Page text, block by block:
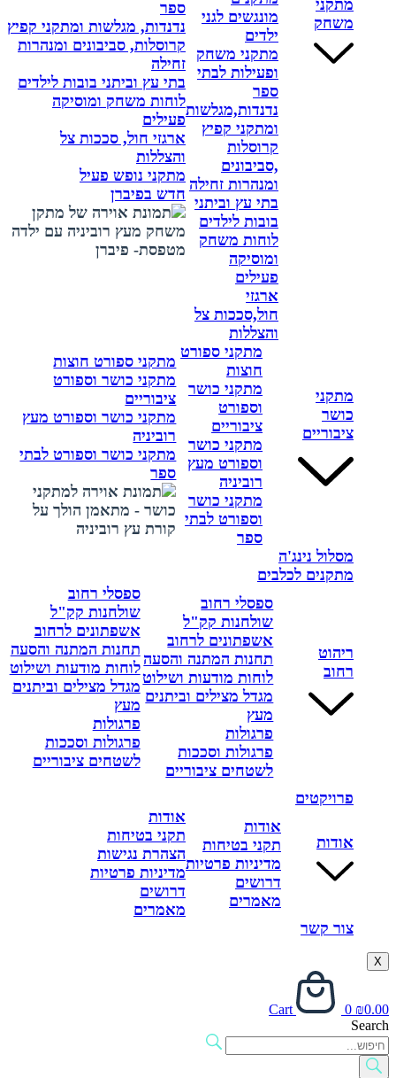
מתקני
משחק
מונגשים לגני
ילדים
מתקני משחק
ופעילות לבתי
ספר
נדנדות,מגלשות
ומתקני קפיץ
קרוסלות
,סביבונים
ומנהרות זחילה
בתי עץ וביתני
בובות לילדים
לוחות משחק
ומוסיקה
פעילים
ארגזי
חול,סככות צל
והצללות
ספר
נדנדות, מגלשות ומתקני קפיץ
קרוסלות, סביבונים ומנהרות
זחילה
בתי עץ וביתני בובות לילדים
לוחות משחק ומוסיקה
פעילים
ארגזי חול, סככות צל
והצללות
מתקני נופש פעיל
חדש בפיברן
מתקני
כושר
ציבוריים
מתקני ספורט
חוצות
מתקני כושר
וספורט
ציבוריים
מתקני כושר
וספורט מעץ
רוביניה
מתקני כושר
וספורט לבתי
ספר
מתקני ספורט חוצות
מתקני כושר וספורט
ציבוריים
מתקני כושר וספורט מעץ
רוביניה
מתקני כושר וספורט לבתי
ספר
מסלול נינג'ה
מתקנים לכלבים
ריהוט
רחוב
ספסלי רחוב
שולחנות קק"ל
אשפתונים לרחוב
תחנות המתנה והסעה
לוחות מודעות ושילוט
מגדל מצילים וביתנים
מעץ
פרגולות
פרגולות וסככות
לשטחים ציבוריים
ספסלי רחוב
שולחנות קק"ל
אשפתונים לרחוב
תחנות המתנה והסעה
לוחות מודעות ושילוט
מגדל מצילים וביתנים
מעץ
פרגולות
פרגולות וסככות
לשטחים ציבוריים
פרויקטים
אודות
אודות
תקני בטיחות
מדיניות פרטיות
דרושים
מאמרים
אודות
תקני בטיחות
הצהרת נגישות
מדיניות פרטיות
דרושים
מאמרים
צור קשר
X
₪0.00
0
Cart
Search